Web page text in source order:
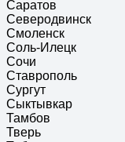
Саратов
Северодвинск
Смоленск
Соль-Илецк
Сочи
Ставрополь
Сургут
Сыктывкар
Тамбов
Тверь